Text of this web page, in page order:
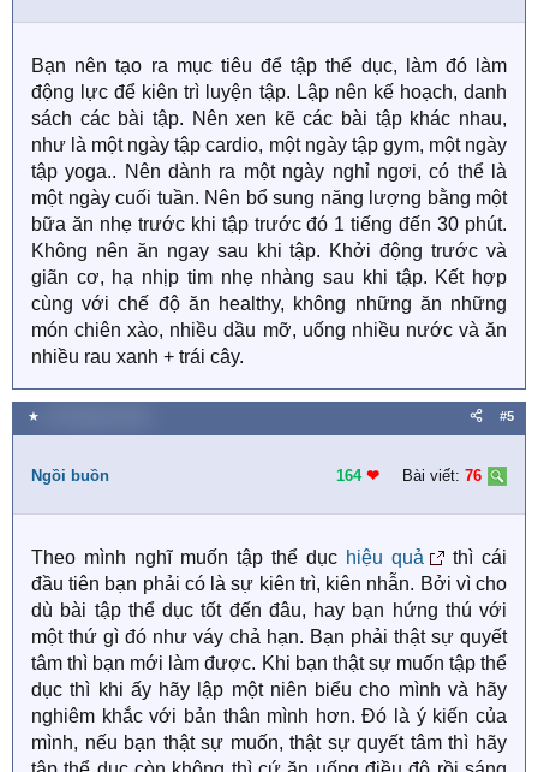
n
:Bạn nên tạo ra mục tiêu để tập thể dục, làm đó làm
động lực để kiên trì luyện tập. Lập nên kế hoạch, danh
sách các bài tập. Nên xen kẽ các bài tập khác nhau,
như là một ngày tập cardio, một ngày tập gym, một ngày
tập yoga.. Nên dành ra một ngày nghỉ ngơi, có thể là
một ngày cuối tuần. Nên bổ sung năng lượng bằng một
bữa ăn nhẹ trước khi tập trước đó 1 tiếng đến 30 phút.
Không nên ăn ngay sau khi tập. Khởi động trước và
giãn cơ, hạ nhịp tim nhẹ nhàng sau khi tập. Kết hợp
cùng với chế độ ăn healthy, không những ăn những
món chiên xào, nhiều dầu mỡ, uống nhiều nước và ăn
nhiều rau xanh + trái cây.
★ #5
Ngồi buồn 164 ❤︎ Bài viết: 76
Theo mình nghĩ muốn tập thể dục hiệu quả
thì cái
đầu tiên bạn phải có là sự kiên trì, kiên nhẫn. Bởi vì cho
dù bài tập thể dục tốt đến đâu, hay bạn hứng thú với
một thứ gì đó như váy chả hạn. Bạn phải thật sự quyết
tâm thì bạn mới làm được. Khi bạn thật sự muốn tập thể
dục thì khi ấy hãy lập một niên biểu cho mình và hãy
nghiêm khắc với bản thân mình hơn. Đó là ý kiến của
mình, nếu bạn thật sự muốn, thật sự quyết tâm thì hãy